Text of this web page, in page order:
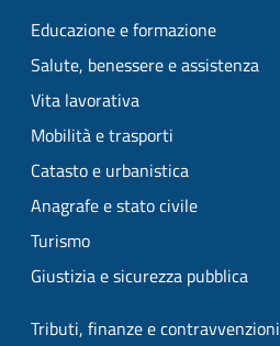
Educazione e formazione
Salute, benessere e assistenza
Vita lavorativa
Mobilità e trasporti
Catasto e urbanistica
Anagrafe e stato civile
Turismo
Giustizia e sicurezza pubblica
Tributi, finanze e contravvenzioni